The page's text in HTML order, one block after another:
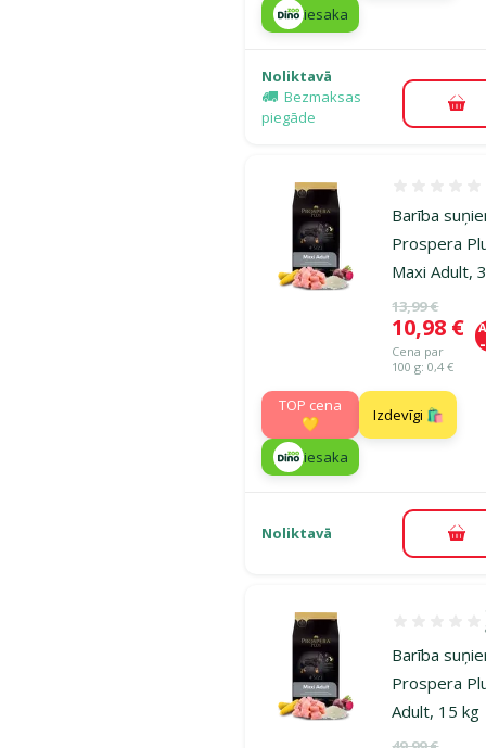
iesaka
Noliktavā
Bezmaksas
piegāde
Barība
Prospera
Maxi Adult,
Oriģinālā
13,99 €
Cena
10,98 €
Cena par
100 g: 0,4 €
TOP cena
💛
Izdevīgi 🛍️
iesaka
Noliktavā
Barība
Prospera
Adult, 15 kg